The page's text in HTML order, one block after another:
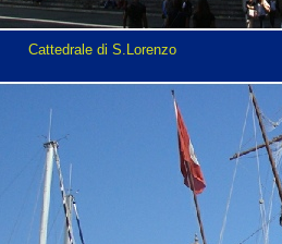
Cattedrale di S.Lorenzo